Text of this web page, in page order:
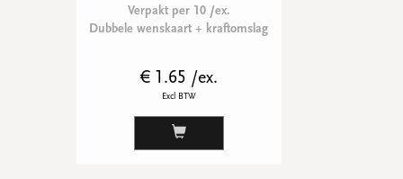
Verpakt per 10 /ex.
Dubbele wenskaart + kraftomslag
€ 1.65 /ex.
Excl BTW